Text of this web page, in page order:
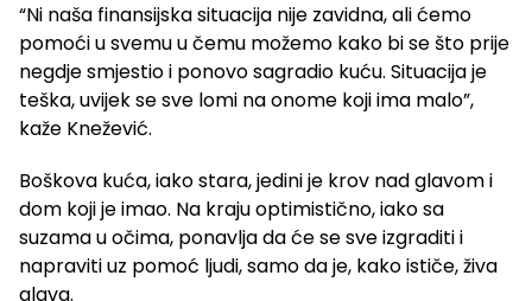
“Ni naša finansijska situacija nije zavidna, ali ćemo
pomoći u svemu u čemu možemo kako bi se što prije
negdje smjestio i ponovo sagradio kuću. Situacija je
teška, uvijek se sve lomi na onome koji ima malo”,
kaže Knežević.
Boškova kuća, iako stara, jedini je krov nad glavom i
dom koji je imao. Na kraju optimistično, iako sa
suzama u očima, ponavlja da će se sve izgraditi i
napraviti uz pomoć ljudi, samo da je, kako ističe, živa
glava.